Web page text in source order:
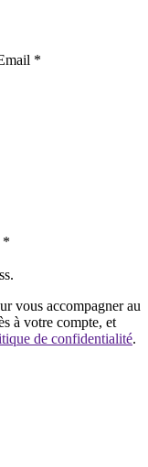
*
*
vous accompagner au
à votre compte, et
de confidentialité.